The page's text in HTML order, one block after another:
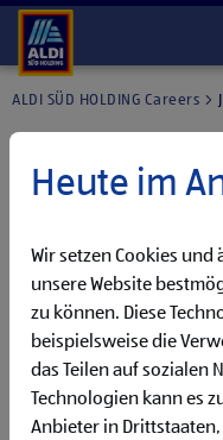
ALDI SÜD HOLDING Careers
Heute im
Wir setzen Cookies
unsere Website
zu können. Diese
beispielsweise die
das Teilen auf sozialen
Technologien kann es
Anbieter in